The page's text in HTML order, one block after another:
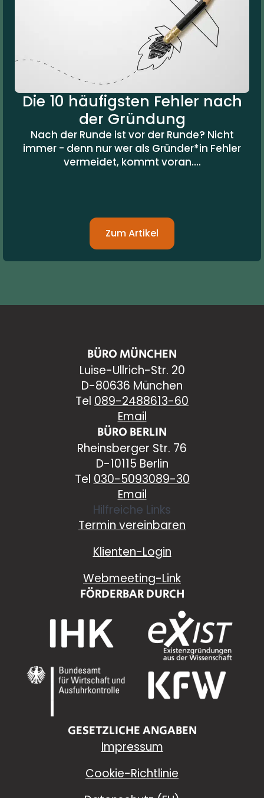
Die 10 häufigsten Fehler nach
der Gründung
Nach der Runde ist vor der Runde? Nicht
immer - denn nur wer als Gründer*in Fehler
vermeidet, kommt voran....
Zum Artikel
BÜRO MÜNCHEN
Luise-Ullrich-Str. 20
D-80636 München
Tel 089-2488613-60
Email
BÜRO BERLIN
Rheinsberger Str. 76
D-10115 Berlin
Tel 030-5093089-30
Email
Hilfreiche Links
Termin vereinbaren
Klienten-Login
Webmeeting-Link
FÖRDERBAR DURCH
GESETZLICHE ANGABEN
Impressum
Cookie-Richtlinie